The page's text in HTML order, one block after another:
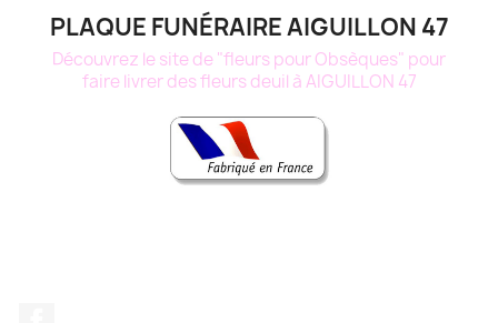
PLAQUE FUNÉRAIRE AIGUILLON 47
Découvrez le site de "fleurs pour Obsèques" pour
faire livrer des fleurs deuil à AIGUILLON 47